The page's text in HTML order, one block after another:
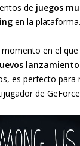
de juegos
en la plataforma.
en el
es perfecto para
de